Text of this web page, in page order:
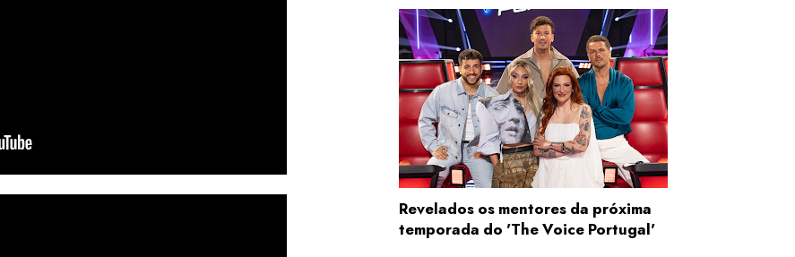
Revelados os mentores da próxima
temporada do 'The Voice Portugal'